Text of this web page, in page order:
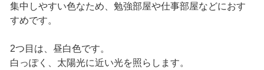
集中しやすい色なため、勉強部屋や仕事部屋などにおす
すめです。
2つ目は、昼白色です。
白っぽく、太陽光に近い光を照らします。